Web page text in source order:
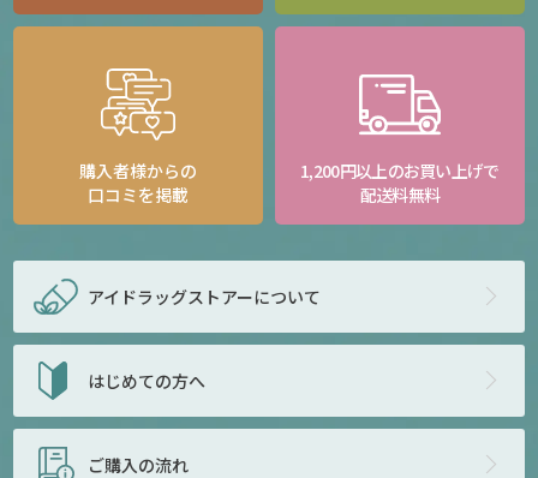
購入者様からの
口コミを掲載
1,200円以上のお買い上げで
配送料無料
アイドラッグストアーについて
はじめての方へ
ご購入の流れ